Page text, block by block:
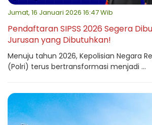
Jumat, 16 Januari 2026 16:47 Wib
Pendaftaran SIPSS 2026 Segera
Jurusan yang Dibutuhkan!
Menuju tahun 2026, Kepolisian Negara
(Polri) terus bertransformasi menjadi ...